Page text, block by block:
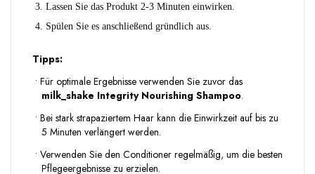
3. Lassen Sie das Produkt 2-3 Minuten einwirken.
4. Spülen Sie es anschließend gründlich aus.
Tipps:
• Für optimale Ergebnisse verwenden Sie zuvor das
milk_shake Integrity Nourishing Shampoo.
• Bei stark strapaziertem Haar kann die Einwirkzeit auf bis zu
5 Minuten verlängert werden.
• Verwenden Sie den Conditioner regelmäßig, um die besten
Pflegeergebnisse zu erzielen.